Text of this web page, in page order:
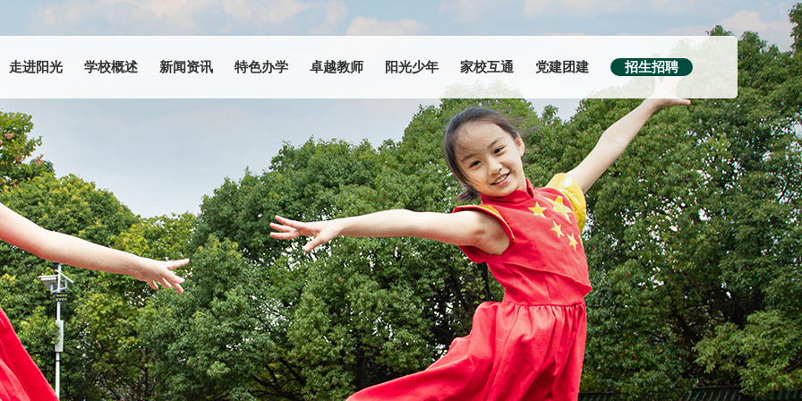
走进阳光 学校概述 新闻资讯 特色办学 卓越教师 阳光少年 家校互通 党建团建 招生招聘